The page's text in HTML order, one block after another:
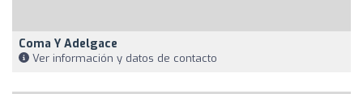
Coma Y Adelgace
Ver información y datos de contacto